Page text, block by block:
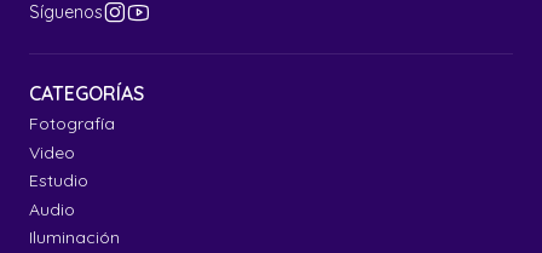
Síguenos
CATEGORÍAS
Fotografía
Video
Estudio
Audio
Iluminación